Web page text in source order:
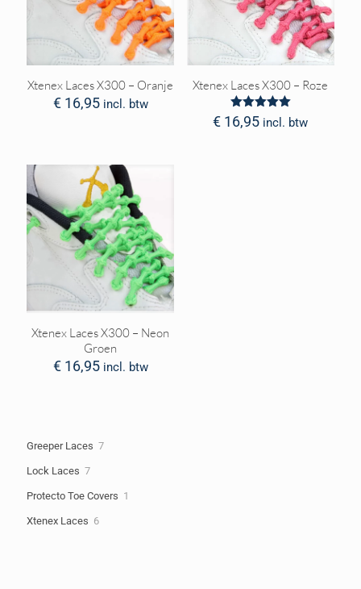
Xtenex Laces X300 – Oranje
€16,95 incl. btw
Xtenex Laces X300 – Roze
Waardering
5.00
€ 16,95 incl. btw
Xtenex Laces X300 – Neon
Groen
€16,95 incl. btw
Greeper Laces 77
Lock Laces 77
Protecto Toe Covers 1
Xtenex Laces 66